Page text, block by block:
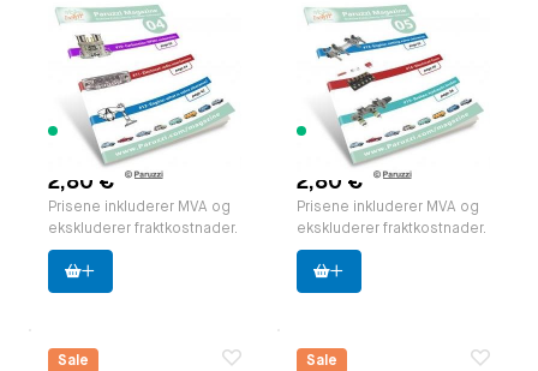
Paruzzi Magazine,
edition 04 EN.
pocket format (A5)
Paruzzi nummer:591834
Produsent:
Paruzzi
283 varer
tilgjengelig
2,80 €
Prisene inkluderer MVA og
ekskluderer fraktkostnader.
Paruzzi Magazine,
edition 05 EN.
pocket format (A5)
Paruzzi nummer:591835
Produsent:Paruzzi
267 varer
tilgjengelig
2,80 €
Prisene inkluderer MVA og
ekskluderer fraktkostnader.
Sale Sale